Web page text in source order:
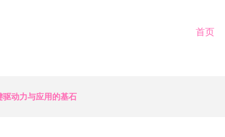
首页
动力与应用的基石